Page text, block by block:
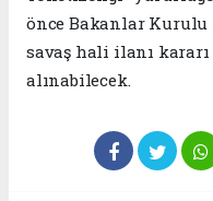
önce Bakanlar Kurulu
savaş hali ilanı
alınabilecek.